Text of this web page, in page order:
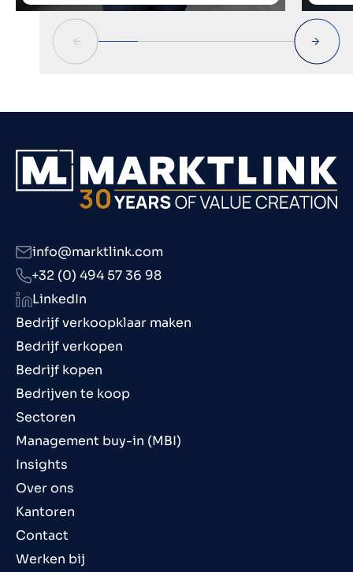
Bedrijf verkoopklaar maken
Bedrijf verkopen
Bedrijf kopen
Bedrijven te koop
Sectoren
Management buy-in (MBI)
Insights
Over ons
Kantoren
Contact
Werken bij
info@marktlink.com
+32 (0) 494 57 36 98
LinkedIn